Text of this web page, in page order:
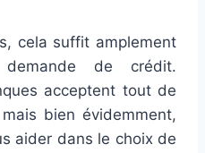
cela suffit amplement
de crédit.
acceptent tout de
bien évidemment,
aider dans le choix de